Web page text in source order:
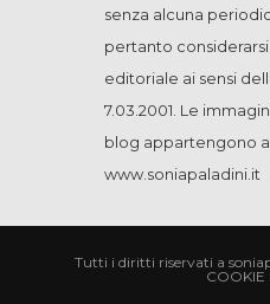
senza alcuna
pertanto
editoriale ai sensi
7.03.2001. Le
blog appartengono a
www.soniapaladini.it
Tutti i diritti riservati a
COOKIE